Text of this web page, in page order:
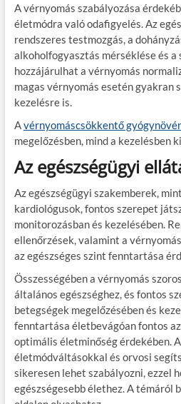
A vérnyomás szabályozása
életmódra való odafigyelés. Az
rendszeres testmozgás, a
alkoholfogyasztás mérséklése és a
hozzájárulhat a vérnyomás
magas vérnyomás esetén gyakran
kezelésre is.
Avérnyomáscsökkentő
megelőzésben, mind a kezelésben
Az egészségügyi
Az egészségügyi szakemberek,
kardiológusok, fontos szerepet
monitorozásban és kezelésében.
ellenőrzések, valamint a
az egészséges szint fenntartása
Összességében a vérnyomás
általános egészséghez, és fontos
betegségek megelőzésében és
fenntartása életbevágóan fontos
optimális életminőség érdekében.
életmódváltásokkal és orvosi
sikeresen lehet szabályozni, ezzel
egészségesebb élethez. A témáról